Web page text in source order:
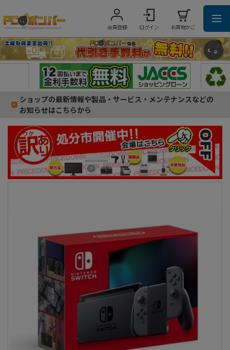
会員登録 ログイン お買物かご
ショップの最新情報や製品・サービス・メンテナンスなどの
お知らせはこちらから